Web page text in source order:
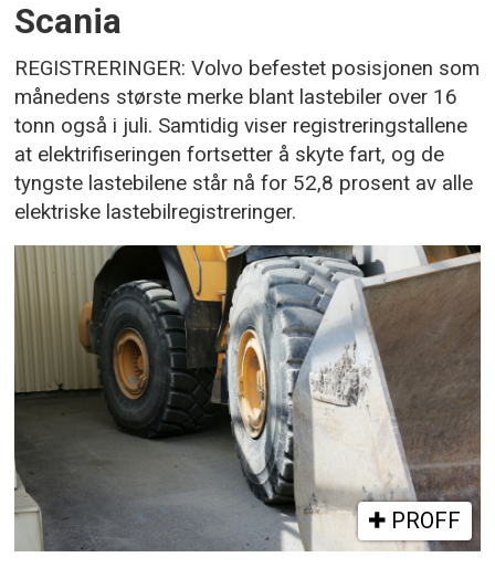
Scania
REGISTRERINGER: Volvo befestet posisjonen som
månedens største merke blant lastebiler over 16
tonn også i juli. Samtidig viser registreringstallene
at elektrifiseringen fortsetter å skyte fart, og de
tyngste lastebilene står nå for 52,8 prosent av alle
elektriske lastebilregistreringer.
PROFF